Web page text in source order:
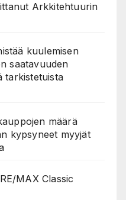
Arkkitehtuurin
kuulemisen
saatavuuden
tarkistetuista
määrä
kypsyneet myyjät
MAX Classic